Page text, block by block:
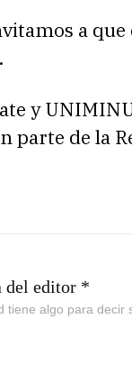
a
.
y
parte de la
del editor *
tiene algo para decir